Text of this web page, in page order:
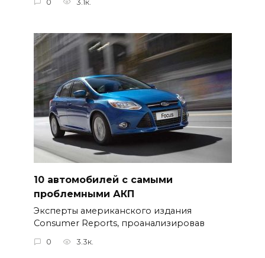
0 3.1к.
10 автомобилей с самыми
проблемными АКП
Эксперты американского издания
Consumer Reports, проанализировав
0 3.3к.